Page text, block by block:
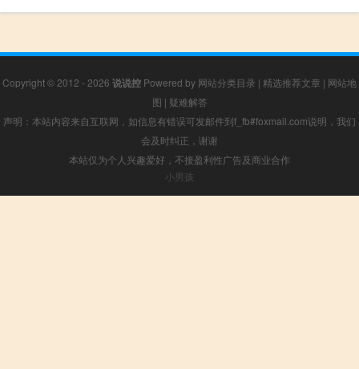
Copyright © 2012 - 2026 说说控 Powered by 网站分类目录 | 精选推荐文章 | 网站地
图 | 疑难解答
声明：本站内容来自互联网，如信息有错误可发邮件到f_fb#foxmail.com说明，我们
会及时纠正，谢谢
本站仅为个人兴趣爱好，不接盈利性广告及商业合作
小男孩